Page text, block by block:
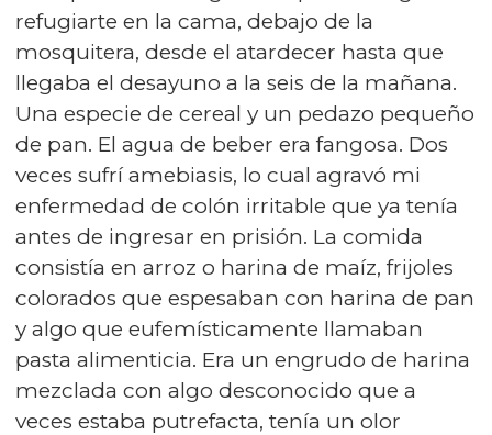
refugiarte en la cama, debajo de la
mosquitera, desde el atardecer hasta que
llegaba el desayuno a la seis de la mañana.
Una especie de cereal y un pedazo pequeño
de pan. El agua de beber era fangosa. Dos
veces sufrí amebiasis, lo cual agravó mi
enfermedad de colón irritable que ya tenía
antes de ingresar en prisión. La comida
consistía en arroz o harina de maíz, frijoles
colorados que espesaban con harina de pan
y algo que eufemísticamente llamaban
pasta alimenticia. Era un engrudo de harina
mezclada con algo desconocido que a
veces estaba putrefacta, tenía un olor